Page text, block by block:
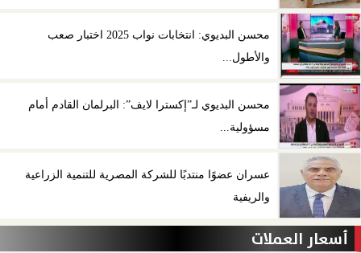
محسن البديوي: انتخابات نواب 2025 اختبار صعب
والأطول...
محسن البديوي لـ”إكسترا لايف”: البرلمان القادم أمام
مسؤولية...
عسران عضوًا منتدبًا للشركة المصرية للتنمية الزراعية
والريفية
أسعار العملات